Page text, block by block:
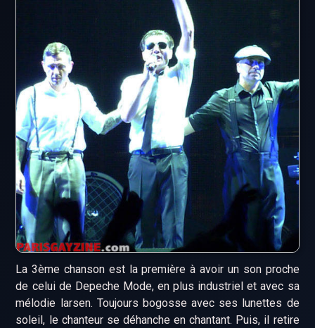
La 3ème chanson est la première à avoir un son proche
de celui de Depeche Mode, en plus industriel et avec sa
mélodie larsen. Toujours bogosse avec ses lunettes de
soleil, le chanteur se déhanche en chantant. Puis, il retire